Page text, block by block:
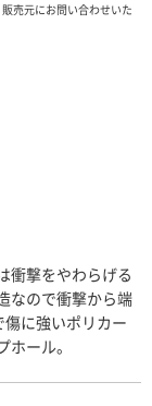
売元にお問い合わせいた
衝撃をやわらげる
なので衝撃から端
傷に強いポリカー
ール。